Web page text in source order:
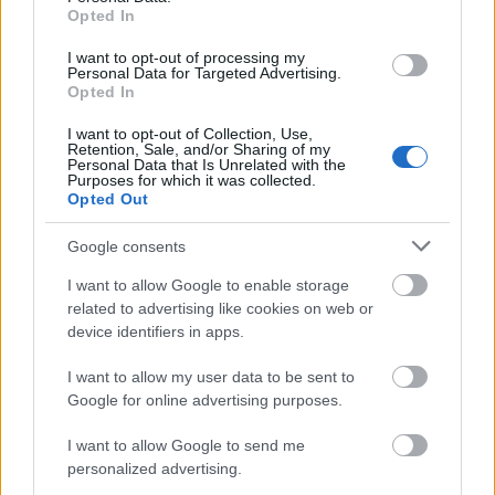
Opted In
I want to opt-out of processing my
Personal Data for Targeted Advertising.
Opted In
I want to opt-out of Collection, Use,
Retention, Sale, and/or Sharing of my
Personal Data that Is Unrelated with the
Purposes for which it was collected.
Opted Out
Google consents
I want to allow Google to enable storage
related to advertising like cookies on web or
device identifiers in apps.
I want to allow my user data to be sent to
Google for online advertising purposes.
I want to allow Google to send me
personalized advertising.
keresőben könnyebben megtaláld a
glamour.hu cikkeit
Kövesd a Glamour cikkeit a Google hírekben